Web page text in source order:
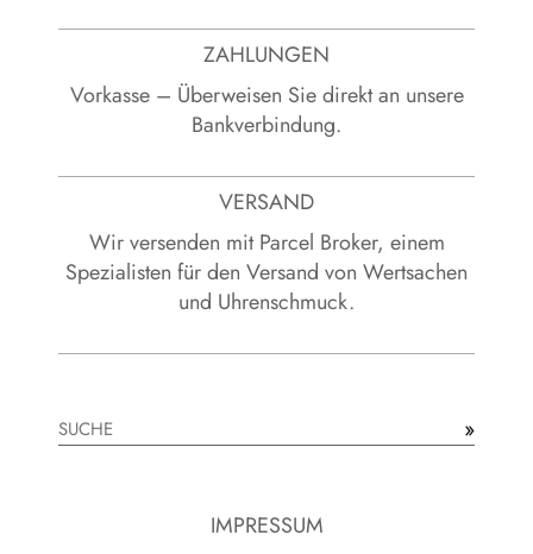
ZAHLUNGEN
Vorkasse – Überweisen Sie direkt an unsere
Bankverbindung.
VERSAND
Wir versenden mit Parcel Broker, einem
Spezialisten für den Versand von Wertsachen
und Uhrenschmuck.
Suchen »
IMPRESSUM